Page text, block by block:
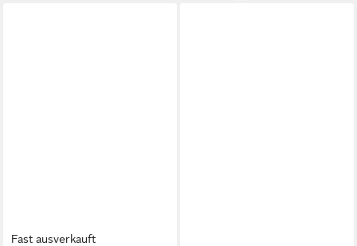
Fast ausverkauft